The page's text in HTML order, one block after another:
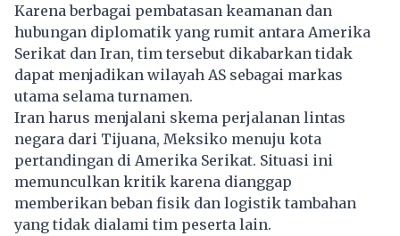
Karena berbagai pembatasan keamanan dan
hubungan diplomatik yang rumit antara Amerika
Serikat dan Iran, tim tersebut dikabarkan tidak
dapat menjadikan wilayah AS sebagai markas
utama selama turnamen.
Iran harus menjalani skema perjalanan lintas
negara dari Tijuana, Meksiko menuju kota
pertandingan di Amerika Serikat. Situasi ini
memunculkan kritik karena dianggap
memberikan beban fisik dan logistik tambahan
yang tidak dialami tim peserta lain.